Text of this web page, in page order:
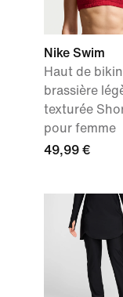
Nike Swim
Haut de
brassière
texturée
pour femme
49,99 €